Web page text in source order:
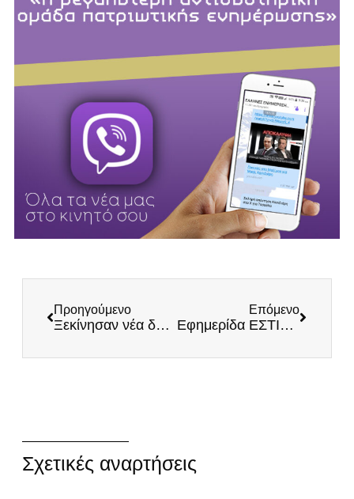
Προηγούμενο
Ξεκίνησαν νέα δομή λαθρομεταναστών στον Έβρο – Αντιδρούν οι Ακρίτες μας στα σχέδια εποικισμού της ΝΔ
Επόμενο
Εφημερίδα ΕΣΤΙΑ: «Κίνδυνος στα δεξιά της ΝΔ – Ανησυχία στο Μαξίμου για την απήχηση Κασιδιάρη»
Σχετικές αναρτήσεις